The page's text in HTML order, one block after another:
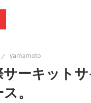
yamamoto
サーキット
。